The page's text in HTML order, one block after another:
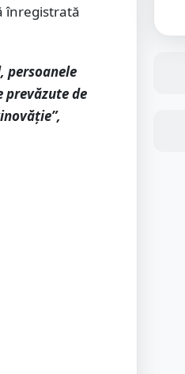
înregistrată
persoanele
prevăzute de